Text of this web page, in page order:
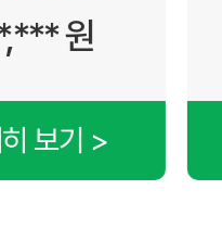
***,*** 원
자세히 보기 >